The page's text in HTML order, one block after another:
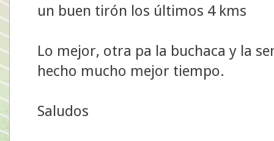
un buen tirón los últimos 4 kms
Lo mejor, otra pa la buchaca y la
hecho mucho mejor tiempo.
Saludos